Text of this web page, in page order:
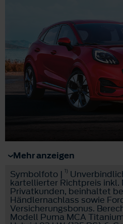
Mehr anzeigen
Symbolfoto | 1)
kartellierter Richtpreis inkl.
Privatkunden, beinhaltet
Händlernachlass sowie
Versicherungsbonus.
Modell Puma MCA